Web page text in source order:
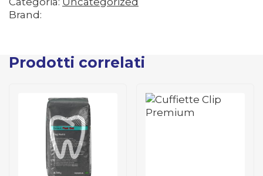
Brand:
Prodotti correlati